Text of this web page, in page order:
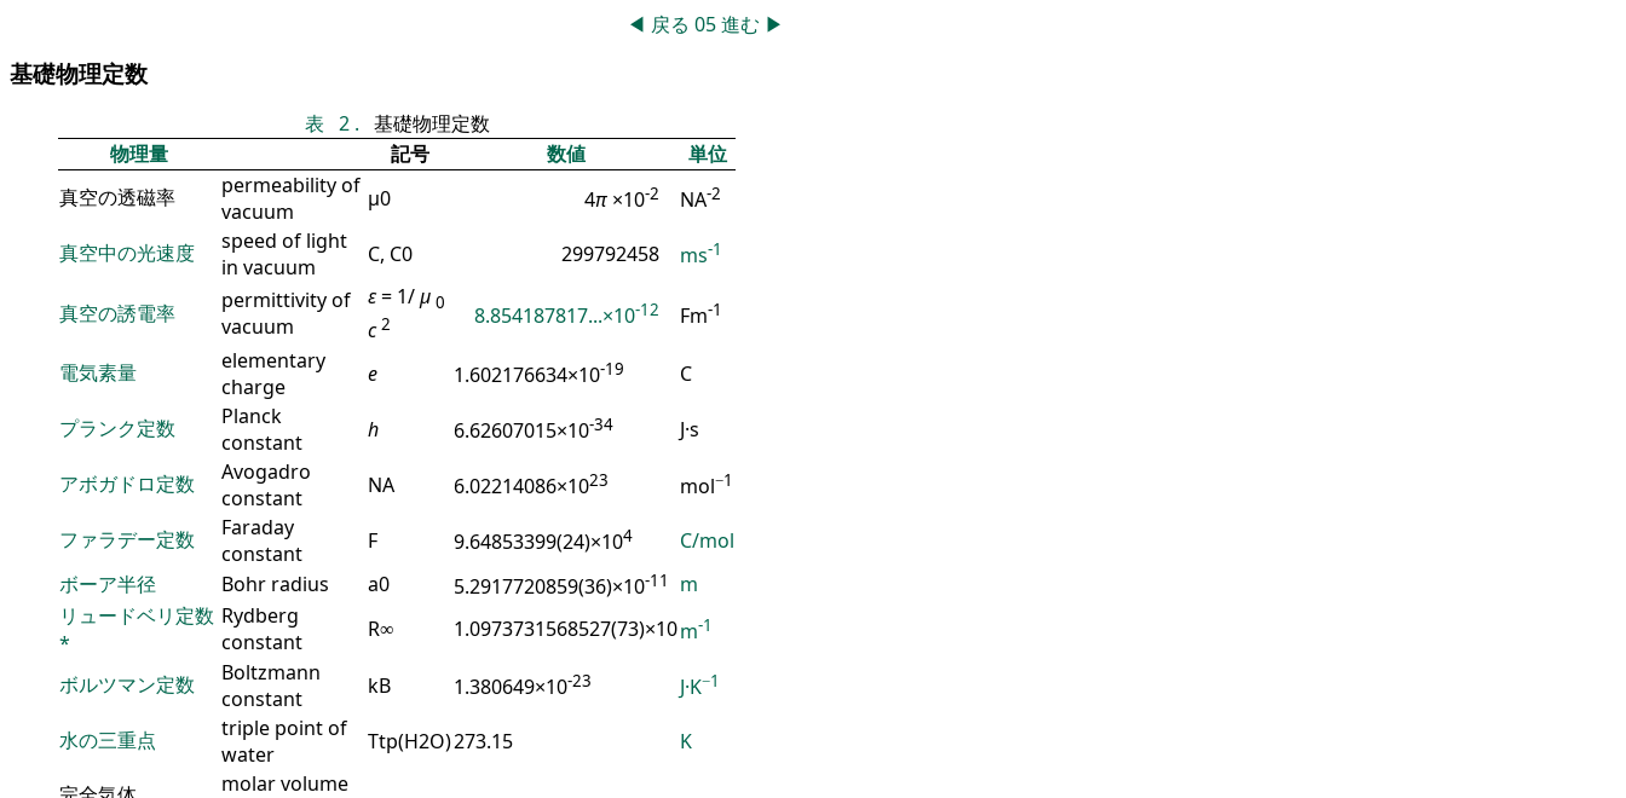
◀ 戻る 05進む ▶
基礎物理定数
表 2 . 基礎物理定数
物理量
記号 数値
単位
真空の透磁率
permeability of
vacuum
μ0 4π ×10-2 NA-2
真空中の光速度
speed of light
in vacuum
C, C0 299792458 ms-1
真空の誘電率
permittivity of
vacuum
ε= 1/μ 0
c2 8.854187817...×10-12 Fm-1
電気素量
elementary
charge
e 1.602176634×10-19 C
プランク定数
Planck
constant
h 6.62607015×10-34 J·s
アボガドロ定数
Avogadro
constant
NA 6.02214086×1023 mol−1
ファラデー定数
Faraday
constant
F 9.64853399(24)×104
C/mol
ボーア半径
Bohr radius a0 5.2917720859(36)×10-11
m
リュードベリ定数
*
Rydberg
constant
R∞ 1.0973731568527(73)×10m-1
ボルツマン定数
Boltzmann
constant
kB 1.380649×10-23 J·K−1
水の三重点
triple point of
water
Ttp(H2O)273.15
K
molar volume